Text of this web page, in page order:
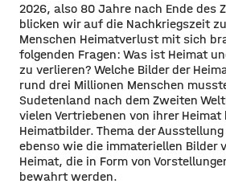
2026, also 80 Jahre nach Ende des
blicken wir auf die Nachkriegszeit
Menschen Heimatverlust mit sich
folgenden Fragen: Was ist Heimat
zu verlieren? Welche Bilder der
rund drei Millionen Menschen
Sudetenland nach dem Zweiten
vielen Vertriebenen von ihrer
Heimatbilder. Thema der
ebenso wie die immateriellen Bilder
Heimat, die in Form von
bewahrt werden.